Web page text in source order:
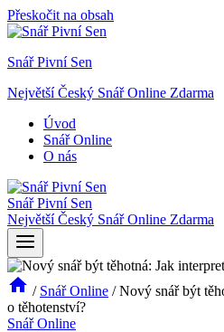
Přeskočit na obsah
Snář Pivní Sen
Největší Český Snář Online Zdarma
Úvod
Snář Online
O nás
Snář Pivní Sen
Největší Český Snář Online Zdarma
/ Snář Online / Nový snář být
o těhotenství?
Snář Online